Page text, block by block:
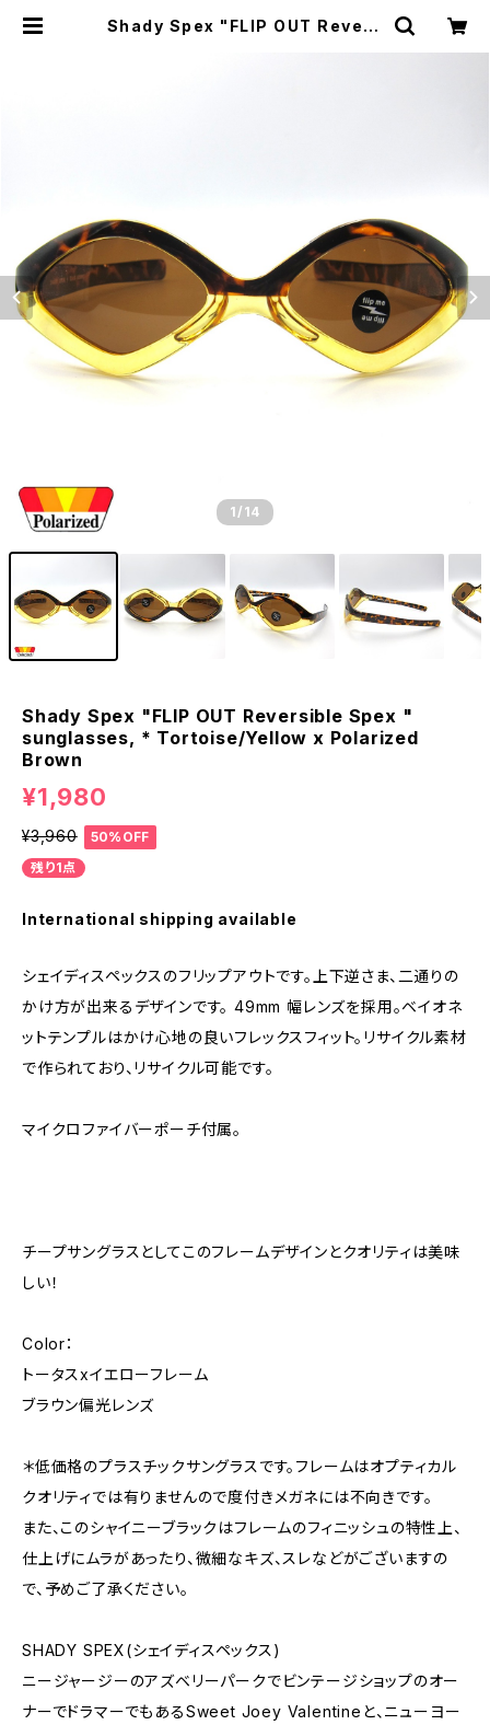
Shady Spex "FLIP OUT Revers
1 /14
Shady Spex "FLIP OUT Reversible Spex "
sunglasses, * Tortoise/Yellow x Polarized
Brown
¥1,980
¥3,960
50%OFF
残り1点
International shipping available
シェイディスペックスのフリップアウトです。上下逆さま、二通りの
かけ方が出来るデザインです。 49mm 幅レンズを採用。ベイオネ
ットテンプルはかけ心地の良いフレックスフィット。リサイクル素材
で作られており、リサイクル可能です。
マイクロファイバーポーチ付属。
チープサングラスとしてこのフレームデザインとクオリティは美味
しい！
Color：
トータスxイエローフレーム
ブラウン偏光レンズ
＊低価格のプラスチックサングラスです。フレームはオプティカル
クオリティでは有りませんので度付きメガネには不向きです。
また、このシャイニーブラックはフレームのフィニッシュの特性上、
仕上げにムラがあったり、微細なキズ、スレなどがございますの
で、予めご了承ください。
SHADY SPEX(シェイディスペックス)
ニージャージーのアズベリーパークでビンテージショップのオー
ナーでドラマーでもあるSweet Joey Valentineと、ニューヨー